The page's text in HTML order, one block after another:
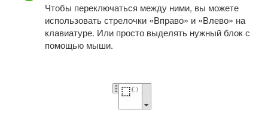
Чтобы переключаться между ними, вы можете
использовать стрелочки «Вправо» и «Влево» на
клавиатуре. Или просто выделять нужный блок с
помощью мыши.